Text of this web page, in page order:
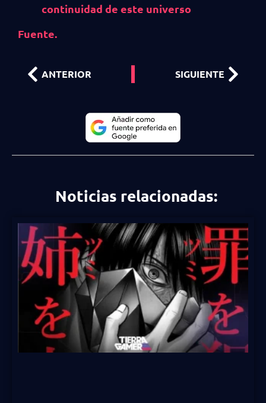
continuidad de este universo
Fuente.
ANTERIOR SIGUIENTE
Noticias relacionadas: